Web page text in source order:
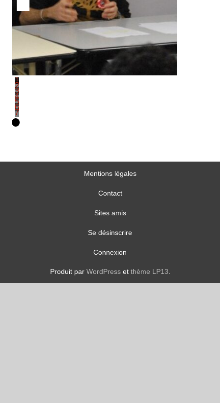
1
2
3
4
5
6
7
Mentions légales
Contact
Sites amis
Se désinscrire
Connexion
Produit par WordPresset thème LP13.